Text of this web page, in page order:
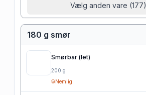
Vælg anden vare (177)
180 g smør
Smørbar (let)
200 g
Nemlig